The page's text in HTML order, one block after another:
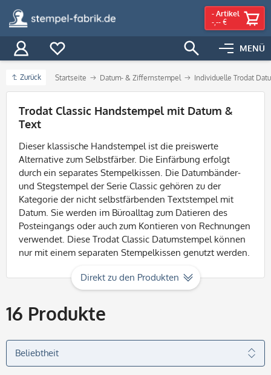
MENÜ
- Artikel
-,-- €
Zurück Startseite Datum- & Ziffernstempel Individuelle Trodat
Filter
Trodat Classic Handstempel mit Datum &
Text
Dieser klassische Handstempel ist die preiswerte
Alternative zum Selbstfärber. Die Einfärbung erfolgt
durch ein separates Stempelkissen. Die Datumbänder-
und Stegstempel der Serie Classic gehören zu der
Kategorie der nicht selbstfärbenden Textstempel mit
Datum. Sie werden im Büroalltag zum Datieren des
Posteingangs oder auch zum Kontieren von Rechnungen
verwendet. Diese Trodat Classic Datumstempel können
nur mit einem separaten Stempelkissen genutzt werden.
Direkt zu den Produkten
16 Produkte